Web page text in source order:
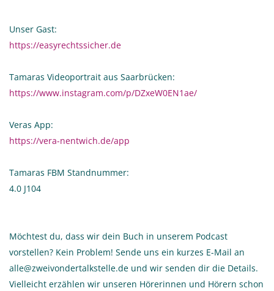
Unser Gast:
https://easyrechtssicher.de
Tamaras Videoportrait aus Saarbrücken:
https://www.instagram.com/p/DZxeW0EN1ae/
Veras App:
https://vera-nentwich.de/app
Tamaras FBM Standnummer:
4.0 J104
Möchtest du, dass wir dein Buch in unserem Podcast
vorstellen? Kein Problem! Sende uns ein kurzes E-Mail an
alle@zweivondertalkstelle.de und wir senden dir die Details.
Vielleicht erzählen wir unseren Hörerinnen und Hörern schon